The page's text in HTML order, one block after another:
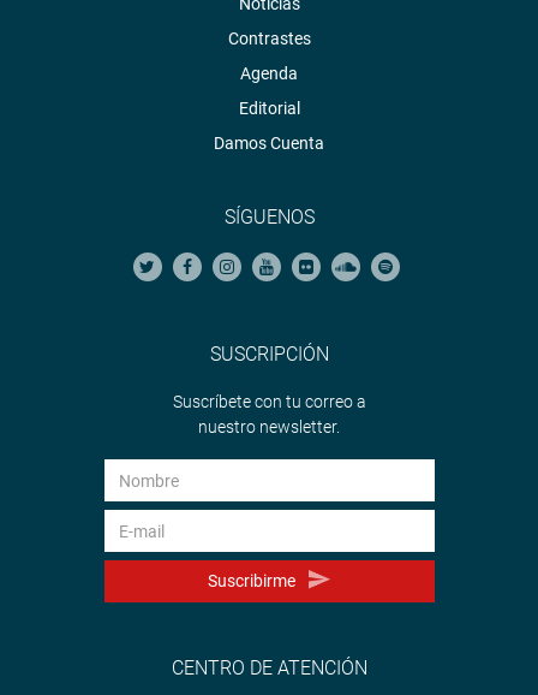
Contrastes
Agenda
Editorial
Damos Cuenta
SÍGUENOS
SUSCRIPCIÓN
Suscríbete con tu correo a
nuestro newsletter.
Suscribirme
CENTRO DE ATENCIÓN